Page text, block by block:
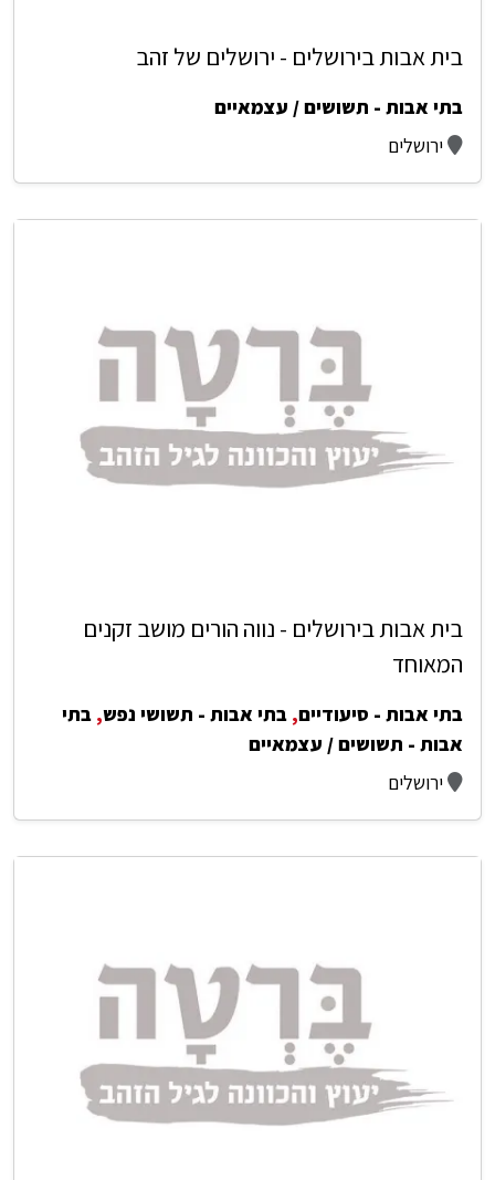
בית אבות בירושלים - ירושלים של זהב
בתי אבות - תשושים / עצמאיים
ירושלים
בית אבות בירושלים - נווה הורים מושב זקנים
המאוחד
בתי אבות - סיעודיים, בתי אבות - תשושי נפש, בתי
אבות - תשושים / עצמאיים
ירושלים